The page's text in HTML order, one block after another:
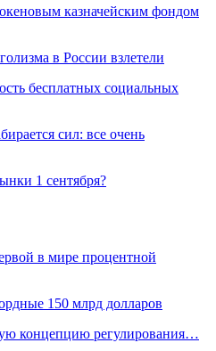
казначейским фондом
в России взлетели
бесплатных социальных
сил: все очень
1 сентября?
в мире процентной
150 млрд долларов
концепцию регулирования…